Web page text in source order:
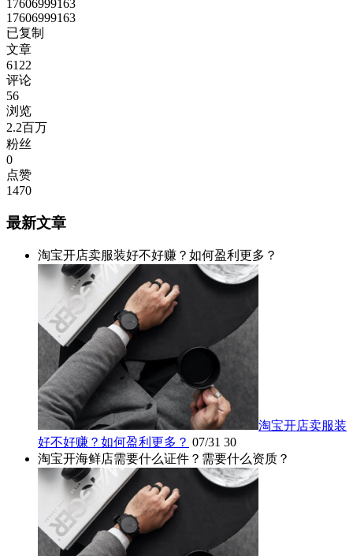
17606999163
17606999163
已复制
文章
6122
评论
56
浏览
2.2百万
粉丝
0
点赞
1470
最新文章
淘宝开店卖服装好不好赚？如何盈利更多？
淘宝开店卖服装
好不好赚？如何盈利更多？ 07/31 30
淘宝开海鲜店需要什么证件？需要什么资质？